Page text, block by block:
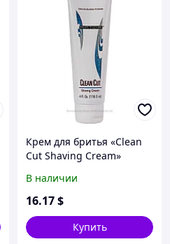
Крем для бритья «Clean
Cut Shaving Cream»
В наличии
16.17$
Купить